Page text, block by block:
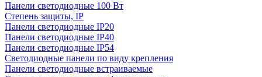
Панели светодиодные 100 Вт
Степень защиты, IP
Панели светодиодные IP20
Панели светодиодные IP40
Панели светодиодные IP54
Светодиодные панели по виду крепления
Панели светодиодные встраиваемые